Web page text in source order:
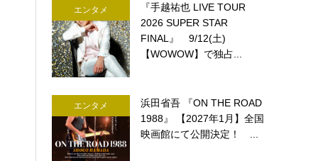
エンタメ
『手越祐也 LIVE TOUR
2026 SUPER STAR
FINAL』 9/12(土)
【WOWOW】で独占...
エンタメ
浜田省吾 『ON THE ROAD
1988』 【2027年1月】全国
映画館にて公開決定！ ...